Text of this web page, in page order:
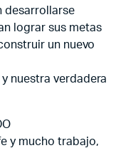
desarrollarse
lograr sus metas
un nuevo
nuestra verdadera
y mucho trabajo,